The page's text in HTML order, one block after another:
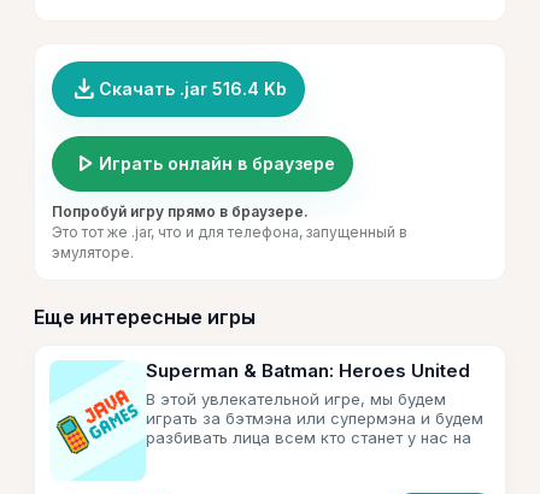
file_download Скачать .jar 516.4 Kb
play_arrow Играть онлайн в браузере
Попробуй игру прямо в браузере.
Это тот же .jar, что и для телефона, запущенный в
эмуляторе.
Еще интересные игры
Superman & Batman: Heroes United
В этой увлекательной игре, мы будем
играть за бэтмэна или супермэна и будем
разбивать лица всем кто станет у нас на